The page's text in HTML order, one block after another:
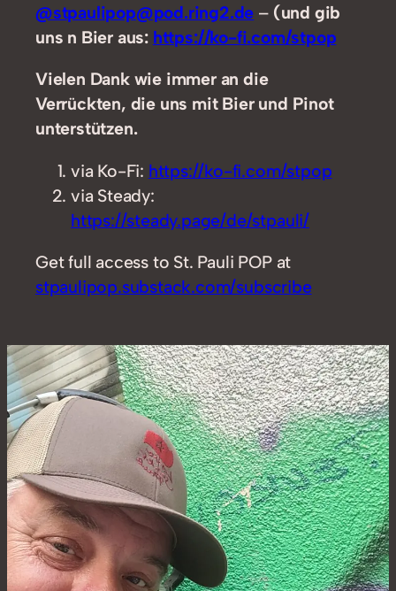
@stpaulipop@pod.ring2.de – (und gib
uns n Bier aus: https://ko-fi.com/stpop
Vielen Dank wie immer an die
Verrückten, die uns mit Bier und Pinot
unterstützen.
via Ko-Fi: https://ko-fi.com/stpop
via Steady:
https://steady.page/de/stpauli/
Get full access to St. Pauli POP at
stpaulipop.substack.com/subscribe